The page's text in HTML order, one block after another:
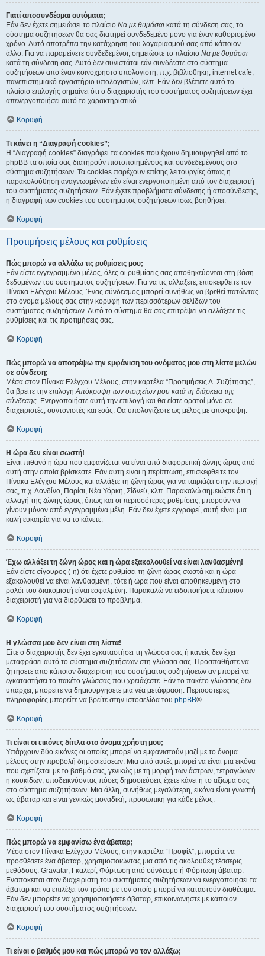
Γιατί αποσυνδέομαι αυτόματα;
Εάν δεν έχετε σημειώσει το πλαίσιο Να με θυμάσαι κατά τη σύνδεση σας, το
σύστημα συζητήσεων θα σας διατηρεί συνδεδεμένο μόνο για έναν καθορισμένο
χρόνο. Αυτό αποτρέπει την κατάχρηση του λογαριασμού σας από κάποιον
άλλο. Για να παραμείνετε συνδεδεμένοι, σημειώστε το πλαίσιο Να με θυμάσαι
κατά τη σύνδεση σας. Αυτό δεν συνιστάται εάν συνδέεστε στο σύστημα
συζητήσεων από έναν κοινόχρηστο υπολογιστή, π.χ. βιβλιοθήκη, internet cafe,
πανεπιστημιακό εργαστήριο υπολογιστών, κλπ. Εάν δεν βλέπετε αυτό το
πλαίσιο επιλογής σημαίνει ότι ο διαχειριστής του συστήματος συζητήσεων έχει
απενεργοποιήσει αυτό το χαρακτηριστικό.
Κορυφή
Τι κάνει η “Διαγραφή cookies”;
Η “Διαγραφή cookies” διαγράφει τα cookies που έχουν δημιουργηθεί από το
phpBB τα οποία σας διατηρούν πιστοποιημένους και συνδεδεμένους στο
σύστημα συζητήσεων. Τα cookies παρέχουν επίσης λειτουργίες όπως η
παρακολούθηση αναγνωσμένων εάν είναι ενεργοποιημένη από τον διαχειριστή
του συστήματος συζητήσεων. Εάν έχετε προβλήματα σύνδεσης ή αποσύνδεσης,
η διαγραφή των cookies του συστήματος συζητήσεων ίσως βοηθήσει.
Κορυφή
Προτιμήσεις μέλους και ρυθμίσεις
Πώς μπορώ να αλλάξω τις ρυθμίσεις μου;
Εάν είστε εγγεγραμμένο μέλος, όλες οι ρυθμίσεις σας αποθηκεύονται στη βάση
δεδομένων του συστήματος συζητήσεων. Για να τις αλλάξετε, επισκεφθείτε τον
Πίνακα Ελέγχου Μέλους. Ένας σύνδεσμος μπορεί συνήθως να βρεθεί πατώντας
στο όνομα μέλους σας στην κορυφή των περισσότερων σελίδων του
συστήματος συζητήσεων. Αυτό το σύστημα θα σας επιτρέψει να αλλάξετε τις
ρυθμίσεις και τις προτιμήσεις σας.
Κορυφή
Πώς μπορώ να αποτρέψω την εμφάνιση του ονόματος μου στη λίστα μελών
σε σύνδεση;
Μέσα στον Πίνακα Ελέγχου Μέλους, στην καρτέλα “Προτιμήσεις Δ. Συζήτησης”,
θα βρείτε την επιλογήΑπόκρυψη των στοιχείων μου κατά τη διάρκεια της
σύνδεσης. Ενεργοποιήστε αυτή την επιλογή και θα είστε ορατοί μόνο σε
διαχειριστές, συντονιστές και εσάς. Θα υπολογίζεστε ως μέλος με απόκρυψη.
Κορυφή
Η ώρα δεν είναι σωστή!
Είναι πιθανό η ώρα που εμφανίζεται να είναι από διαφορετική ζώνης ώρας από
αυτή στην οποία βρίσκεστε. Εάν αυτή είναι η περίπτωση, επισκεφθείτε τον
Πίνακα Ελέγχου Μέλους και αλλάξτε τη ζώνη ώρας για να ταιριάζει στην περιοχή
σας, π.χ. Λονδίνο, Παρίσι, Νέα Υόρκη, Σίδνεϋ, κλπ. Παρακαλώ σημειώστε ότι η
αλλαγή της ζώνης ώρας, όπως και οι περισσότερες ρυθμίσεις, μπορούν να
γίνουν μόνον από εγγεγραμμένα μέλη. Εάν δεν έχετε εγγραφεί, αυτή είναι μια
καλή ευκαιρία για να το κάνετε.
Κορυφή
Έχω αλλάξει τη ζώνη ώρας και η ώρα εξακολουθεί να είναι λανθασμένη!
Εάν είστε σίγουρος (-η) ότι έχετε ρυθμίσει τη ζώνη ώρας σωστά και η ώρα
εξακολουθεί να είναι λανθασμένη, τότε ή ώρα που είναι αποθηκευμένη στο
ρολόι του διακομιστή είναι εσφαλμένη. Παρακαλώ να ειδοποιήσετε κάποιον
διαχειριστή για να διορθώσει το πρόβλημα.
Κορυφή
Η γλώσσα μου δεν είναι στη λίστα!
Είτε ο διαχειριστής δεν έχει εγκαταστήσει τη γλώσσα σας ή κανείς δεν έχει
μεταφράσει αυτό το σύστημα συζητήσεων στη γλώσσα σας. Προσπαθήστε να
ζητήσετε από κάποιον διαχειριστή του συστήματος συζητήσεων αν μπορεί να
εγκαταστήσει το πακέτο γλώσσας που χρειάζεστε. Εάν το πακέτο γλώσσας δεν
υπάρχει, μπορείτε να δημιουργήσετε μια νέα μετάφραση. Περισσότερες
πληροφορίες μπορείτε να βρείτε στην ιστοσελίδα του phpBB®.
Κορυφή
Τι είναι οι εικόνες δίπλα στο όνομα χρήστη μου;
Υπάρχουν δύο εικόνες οι οποίες μπορεί να εμφανιστούν μαζί με το όνομα
μέλους στην προβολή δημοσιεύσεων. Μια από αυτές μπορεί να είναι μια εικόνα
που σχετίζεται με το βαθμό σας, γενικώς με τη μορφή των άστρων, τετραγώνων
ή κουκίδων, υποδεικνύοντας πόσες δημοσιεύσεις έχετε κάνει ή το αξίωμα σας
στο σύστημα συζητήσεων. Μια άλλη, συνήθως μεγαλύτερη, εικόνα είναι γνωστή
ως άβαταρ και είναι γενικώς μοναδική, προσωπική για κάθε μέλος.
Κορυφή
Πώς μπορώ να εμφανίσω ένα άβαταρ;
Μέσα στον Πίνακα Ελέγχου Μέλους, στην καρτέλα “Προφίλ”, μπορείτε να
προσθέσετε ένα άβαταρ, χρησιμοποιώντας μια από τις ακόλουθες τέσσερις
μεθόδους: Gravatar, Γκαλερί, Φόρτωση από σύνδεσμο ή Φόρτωση άβαταρ.
Εναπόκειται στον διαχειριστή του συστήματος συζητήσεων να ενεργοποιήσει τα
άβαταρ και να επιλέξει τον τρόπο με τον οποίο μπορεί να καταστούν διαθέσιμα.
Εάν δεν μπορείτε να χρησιμοποιήσετε άβαταρ, επικοινωνήστε με κάποιον
διαχειριστή του συστήματος συζητήσεων.
Κορυφή
Τι είναι ο βαθμός μου και πώς μπορώ να τον αλλάξω;